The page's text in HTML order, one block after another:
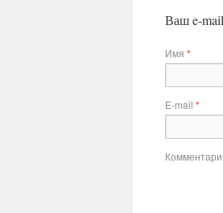
Ваш e-
Имя *
E-mail *